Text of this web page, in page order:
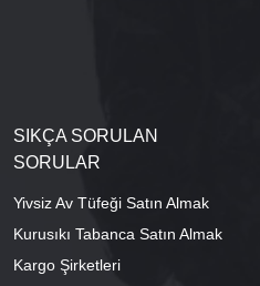
SIKÇA SORULAN
SORULAR
Yivsiz Av Tüfeği Satın Almak
Kurusıkı Tabanca Satın Almak
Kargo Şirketleri